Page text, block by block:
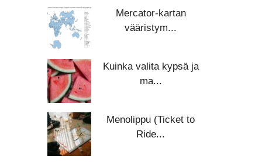
Mercator-kartan
vääristym...
Kuinka valita kypsä ja
ma...
Menolippu (Ticket to
Ride...